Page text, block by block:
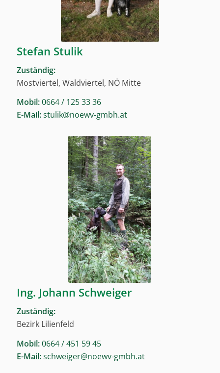
Stefan Stulik
Zuständig:
Mostviertel, Waldviertel, NÖ Mitte
Mobil:0664 / 125 33 36
E-Mail: stulik@noewv-gmbh.at
Ing. Johann Schweiger
Zuständig:
Bezirk Lilienfeld
Mobil:0664 / 451 59 45
E-Mail: schweiger@noewv-gmbh.at